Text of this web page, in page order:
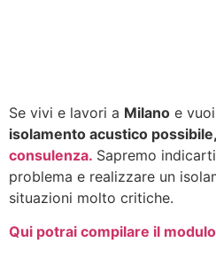
Se vivi e lavori a Milano e
isolamento acustico possibile,
consulenza. Sapremo
problema e realizzare un
situazioni molto critiche.
Qui potrai compilare il